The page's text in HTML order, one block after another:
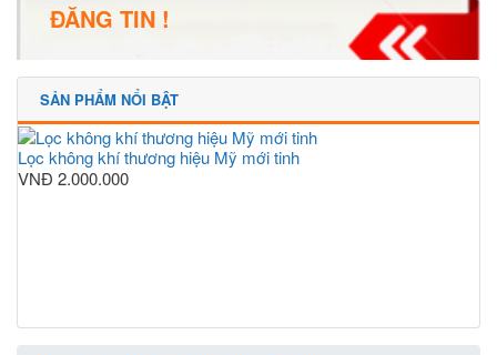
ĐĂNG TIN !
SẢN PHẨM NỔI BẬT
Lọc không khí thương hiệu Mỹ mới tinh
VNĐ 2.000.000